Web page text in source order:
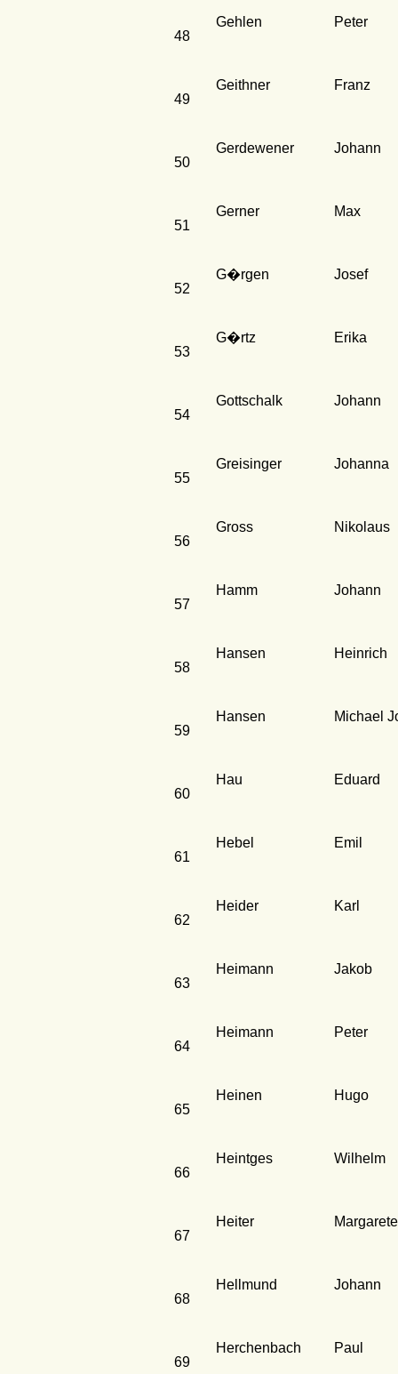
48
Gehlen Peter
49
Geithner Franz
50
Gerdewener Johann
51
Gerner Max
52
G�rgen Josef
53
G�rtz Erika
54
Gottschalk Johann
55
Greisinger Johanna
56
Gross Nikolaus
57
Hamm Johann
58
Hansen Heinrich
59
Hansen Michael
60
Hau Eduard
61
Hebel Emil
62
Heider Karl
63
Heimann Jakob
64
Heimann Peter
65
Heinen Hugo
66
Heintges Wilhelm
67
Heiter Margarete
68
Hellmund Johann
69
Herchenbach Paul